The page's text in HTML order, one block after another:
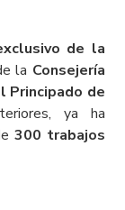
de la
la Consejería
Principado de
ya ha
300 trabajos